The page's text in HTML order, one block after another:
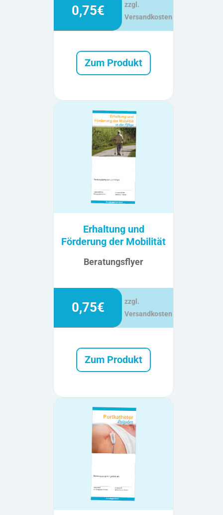
0,75€
zzgl.
Versandkosten
Zum Produkt
Erhaltung und
Förderung der Mobilität
Beratungsflyer
0,75€
zzgl.
Versandkosten
Zum Produkt